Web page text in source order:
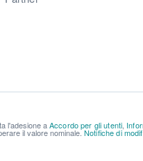
l'adesione aAccordo per gli utenti
il valore nominale.Notifiche di